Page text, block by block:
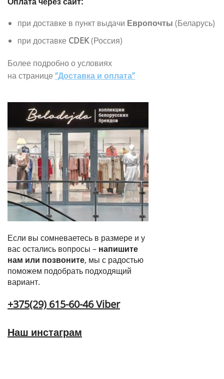
при доставке в пункт выдачи Европочты (Беларусь)
при доставке CDEK(Россия)
Более подробно о условиях
на странице “Доставка и оплата”
Если вы сомневаетесь в размере и у
вас остались вопросы – напишите
нам или позвоните, мы с радостью
поможем подобрать подходящий
вариант.
+375(29) 615-60-46 Viber
Наш инстаграм